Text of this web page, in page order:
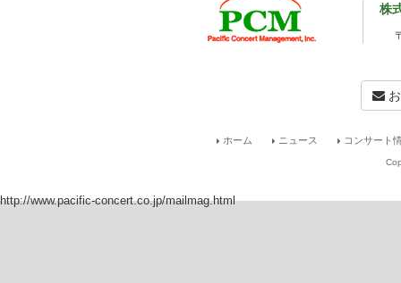
株
ホーム ニュース コンサート
http://www.pacific-concert.co.jp/mailmag.html